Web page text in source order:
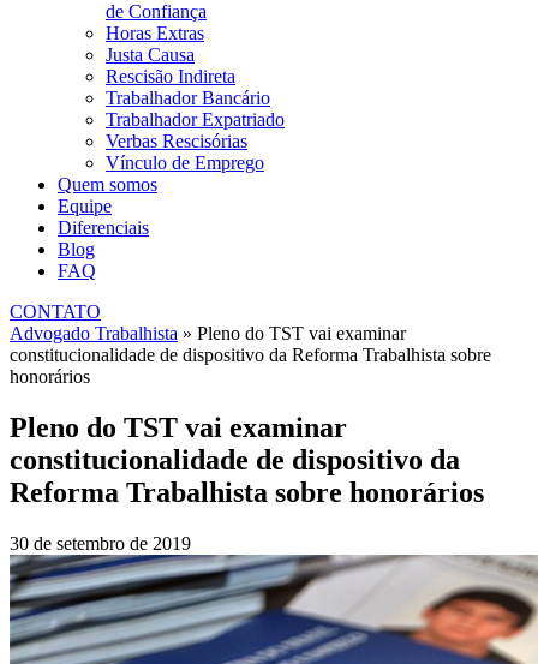
de Confiança
Horas Extras
Justa Causa
Rescisão Indireta
Trabalhador Bancário
Trabalhador Expatriado
Verbas Rescisórias
Vínculo de Emprego
Quem somos
Equipe
Diferenciais
Blog
FAQ
CONTATO
Advogado Trabalhista » Pleno do TST vai examinar
constitucionalidade de dispositivo da Reforma Trabalhista sobre
honorários
Pleno do TST vai examinar
constitucionalidade de dispositivo da
Reforma Trabalhista sobre honorários
30 de setembro de 2019